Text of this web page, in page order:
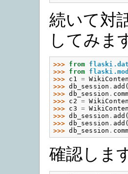
続いて対
してみま
>>> from
>>> from
>>> c1 =
>>> db_session . add (
>>> db_session .
>>> c2 =
>>> c3 =
>>> db_session . add (
>>> db_session . add (
>>> db_session .
確認しま